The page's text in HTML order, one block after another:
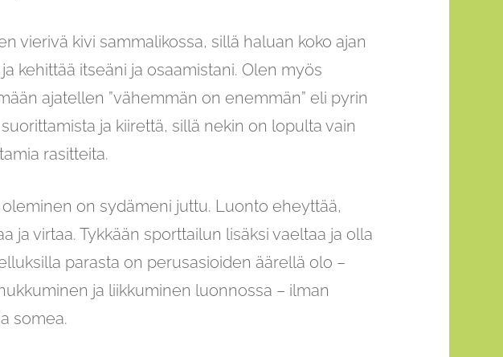
vierivä kivi sammalikossa, sillä haluan koko ajan
kehittää itseäni ja osaamistani. Olen myös
ajatellen ”vähemmän on enemmän” eli pyrin
ja kiirettä, sillä nekin on lopulta vain
rasitteita.
on sydämeni juttu. Luonto eheyttää,
ja virtaa. Tykkään sporttailun lisäksi vaeltaa ja olla
parasta on perusasioiden äärellä olo –
ja liikkuminen luonnossa – ilman
somea.